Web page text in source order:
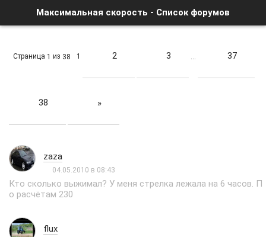
Максимальная скорость - Список форумов
Страница 1 из 38 1 2 3 … 37
38 »
zaza
04.05.2010 в 08:43
Кто сколько выжимал? У меня стрелка лежала на 6 часов. П
о расчётам 230
flux